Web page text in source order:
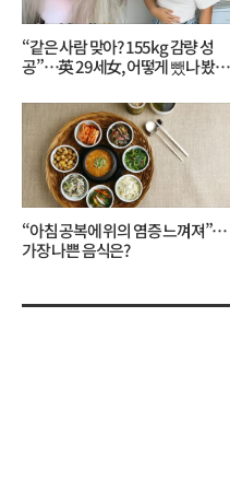
“같은 사람 맞아? 155kg 감량 성
공”…英 29세女, 어떻게 뺐나 봤더
“아침 공복에 위의 염증 느껴져”…
가장 나쁜 음식은?